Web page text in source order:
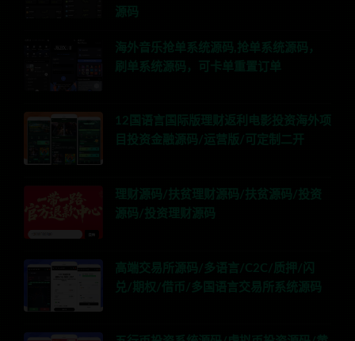
源码
海外音乐抢单系统源码,抢单系统源码，
刷单系统源码，可卡单重置订单
12国语言国际版理财返利电影投资海外项
目投资金融源码/运营版/可定制二开
理财源码/扶贫理财源码/扶贫源码/投资
源码/投资理财源码
高端交易所源码/多语言/C2C/质押/闪
兑/期权/借币/多国语言交易所系统源码